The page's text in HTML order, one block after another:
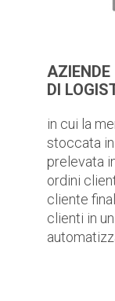
AZIENDE
DI
in cui la
stoccata in
prelevata
ordini
cliente
clienti in